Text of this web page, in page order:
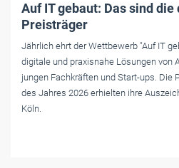
Auf IT gebaut: Das sind
Preisträger
Jährlich ehrt der Wettbewerb "Auf IT
digitale und praxisnahe Lösungen von
jungen Fachkräften und Start-ups. Die
des Jahres 2026 erhielten ihre
Köln.